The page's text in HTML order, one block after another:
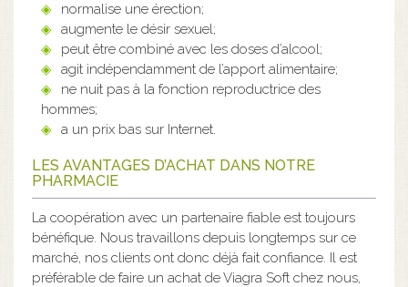
normalise une érection;
augmente le désir sexuel;
peut être combiné avec les doses d’alcool;
agit indépendamment de l’apport alimentaire;
ne nuit pas à la fonction reproductrice des
hommes;
a un prix bas sur Internet.
LES AVANTAGES D’ACHAT DANS NOTRE
PHARMACIE
La coopération avec un partenaire fiable est toujours
bénéfique. Nous travaillons depuis longtemps sur ce
marché, nos clients ont donc déjà fait confiance. Il est
préférable de faire un achat de Viagra Soft chez nous,